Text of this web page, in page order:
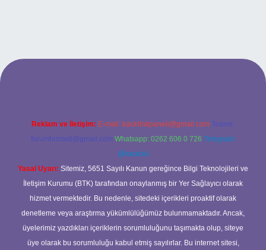
adresi
Reklam ve İletişim: E-mail: backlinkpaneli@gmail.com Teams:
forumhizmeti@gmail.com Whatsapp: 0262 606 0 726 Telegram:
@karabul
Yasal Uyarı: Sitemiz, 5651 Sayılı Kanun gereğince Bilgi Teknolojileri ve
İletişim Kurumu (BTK) tarafından onaylanmış bir Yer Sağlayıcı olarak
hizmet vermektedir. Bu nedenle, sitedeki içerikleri proaktif olarak
denetleme veya araştırma yükümlülüğümüz bulunmamaktadır. Ancak,
üyelerimiz yazdıkları içeriklerin sorumluluğunu taşımakta olup, siteye
üye olarak bu sorumluluğu kabul etmiş sayılırlar. Bu internet sitesi,